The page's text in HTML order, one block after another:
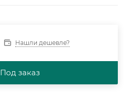
Нашли дешевле?
Под заказ